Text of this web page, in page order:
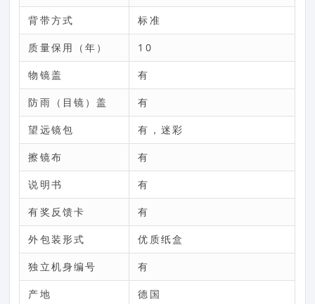
背带方式 标准
质量保用（年） 10
物镜盖 有
防雨（目镜）盖 有
望远镜包 有，迷彩
擦镜布 有
说明书 有
有奖反馈卡 有
外包装形式 优质纸盒
独立机身编号 有
产地 德国